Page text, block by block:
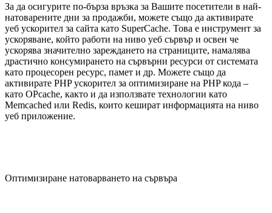
За да осигурите по-бърза връзка за Вашите посетители в най-
натоварените дни за продажби, можете също да активирате
уеб ускорител за сайта като SuperCache. Това е инструмент за
ускоряване, който работи на ниво уеб сървър и освен че
ускорява значително зареждането на страниците, намалява
драстично консумирането на сървърни ресурси от системата
като процесорен ресурс, памет и др. Можете също да
активирате PHP ускорител за оптимизиране на PHP кода –
като OPcache, както и да използвате технологии като
Memcached или Redis, които кешират информацията на ниво
уеб приложение.
Оптимизиране натоварването на сървъра